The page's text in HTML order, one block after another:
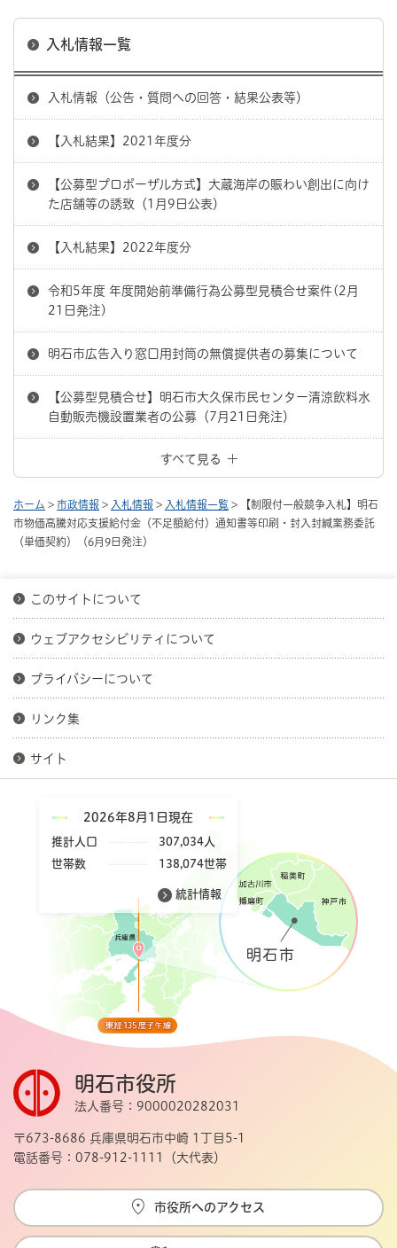
入札情報一覧
入札情報（公告・質問への回答・結果公表等）
【入札結果】2021年度分
【公募型プロポーザル方式】大蔵海岸の賑わい創出に向け
た店舗等の誘致（1月9日公表）
【入札結果】2022年度分
令和5年度 年度開始前準備行為公募型見積合せ案件(2月
21日発注)
明石市広告入り窓口用封筒の無償提供者の募集について
【公募型見積合せ】明石市大久保市民センター清涼飲料水
自動販売機設置業者の公募（7月21日発注）
すべて見る
ホーム > 市政情報 > 入札情報 > 入札情報一覧 > 【制限付一般競争入札】明石
市物価高騰対応支援給付金（不足額給付）通知書等印刷・封入封緘業務委託
（単価契約）（6月9日発注）
このサイトについて
ウェブアクセシビリティについて
プライバシーについて
リンク集
サイト
2026年8月1日現在
推計人口
307,034人
世帯数
138,074世帯
統計情報
明石市役所
法人番号：9000020282031
〒673-8686 兵庫県明石市中崎 1丁目5-1
電話番号：078-912-1111（大代表）
市役所へのアクセス